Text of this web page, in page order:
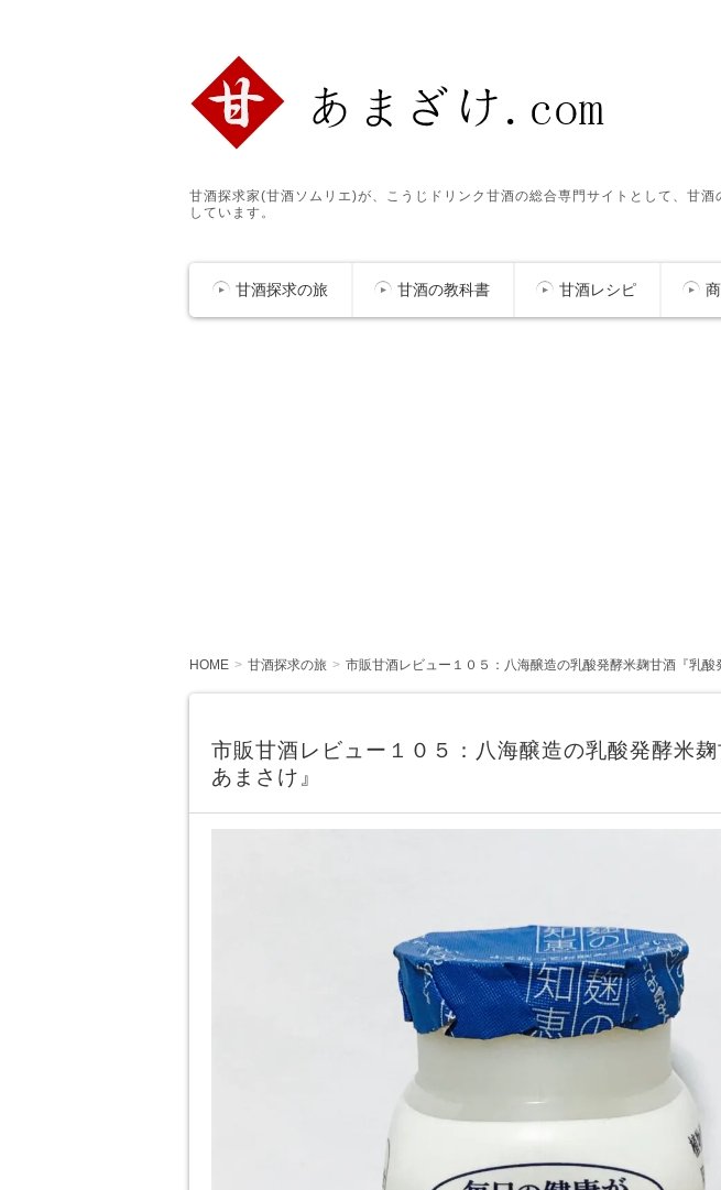
甘酒探求家(甘酒ソムリエ)が、こうじドリンク甘酒の総合専門サイトとして、甘
しています。
甘酒探求の旅 甘酒の教科書 甘酒レシピ
HOME 甘酒探求の旅 市販甘酒レビュー１０５：八海醸造の乳酸発酵米麹甘酒『乳酸
市販甘酒レビュー１０５：八海醸造の乳酸発酵米
あまさけ』